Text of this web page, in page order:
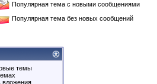
Популярная тема с новыми сообщениями
Популярная тема без новых сообщений
темы
вложения